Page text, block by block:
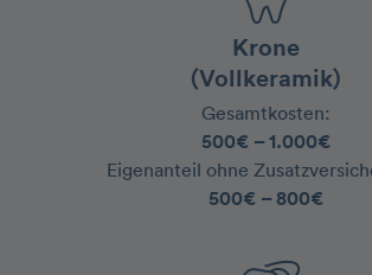
Krone
(Vollkeramik)
Gesamtkosten:
500€ – 1.000€
‍Eigenanteil ohne
500€ – 800€